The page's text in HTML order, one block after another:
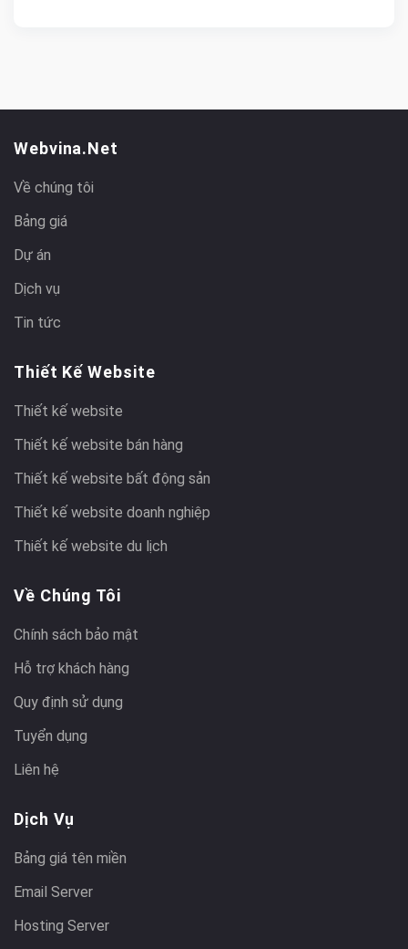
Webvina.net
Về chúng tôi
Bảng giá
Dự án
Dịch vụ
Tin tức
Thiết Kế Website
Thiết kế website
Thiết kế website bán hàng
Thiết kế website bất động sản
Thiết kế website doanh nghiệp
Thiết kế website du lịch
Về Chúng Tôi
Chính sách bảo mật
Hỗ trợ khách hàng
Quy định sử dụng
Tuyển dụng
Liên hệ
Dịch Vụ
Bảng giá tên miền
Email Server
Hosting Server